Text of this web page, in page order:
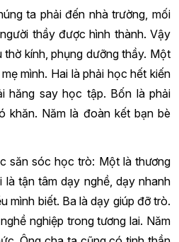
ta phải đến nhà trường, mối
thầy được hình thành. Vậy
kính, phụng dưỡng thầy. Một
mình. Hai là phải học hết kiến
hăng say học tập. Bốn là phải
khăn. Năm là đoàn kết bạn bè
săn sóc học trò: Một là thương
tận tâm dạy nghề, dạy nhanh
mình biết. Ba là dạy giúp đỡ trò.
nghiệp trong tương lai. Năm